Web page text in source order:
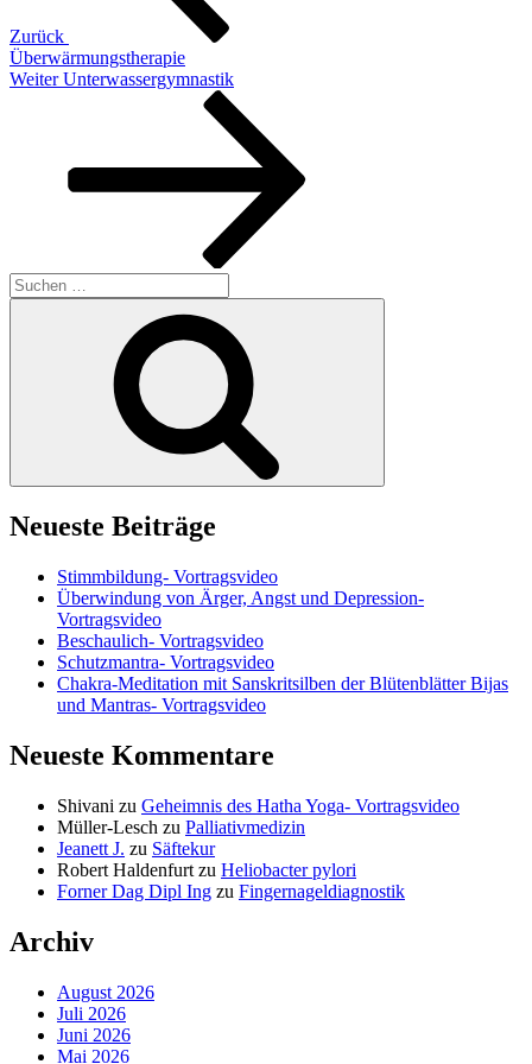
Zurück
Überwärmungstherapie
Nächster
Weiter Unterwassergymnastik
Suchen
nach:
Neueste Beiträge
Stimmbildung- Vortragsvideo
Überwindung von Ärger, Angst und Depression-
Vortragsvideo
Beschaulich- Vortragsvideo
Schutzmantra- Vortragsvideo
Chakra-Meditation mit Sanskritsilben der Blütenblätter Bijas
und Mantras- Vortragsvideo
Neueste Kommentare
Shivani zu Geheimnis des Hatha Yoga- Vortragsvideo
Müller-Lesch zu Palliativmedizin
Jeanett J. zu Säftekur
Robert Haldenfurt zu Heliobacter pylori
Forner Dag Dipl Ing zu Fingernageldiagnostik
Archiv
August 2026
Juli 2026
Juni 2026
Mai 2026